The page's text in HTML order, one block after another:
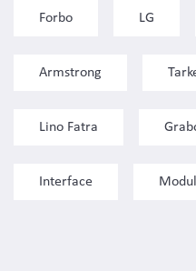
Forbo LG
Armstrong
Lino Fatra
Interface